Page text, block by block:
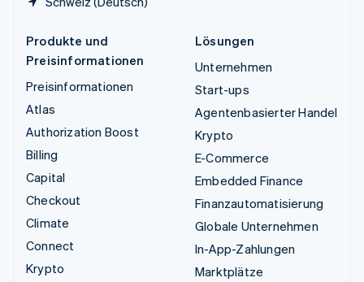
Produkte und
Preisinformationen
Preisinformationen
Atlas
Authorization Boost
Billing
Capital
Checkout
Climate
Connect
Krypto
Lösungen
Unternehmen
Start-ups
Agentenbasierter Handel
Krypto
E-Commerce
Embedded Finance
Finanzautomatisierung
Globale Unternehmen
In-App-Zahlungen
Marktplätze